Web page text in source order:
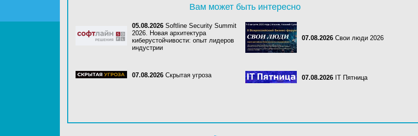
Вам может быть интересно
05.08.2026 Softline Security Summit
2026. Новая архитектура
киберустойчивости: опыт лидеров
индустрии
07.08.2026 Свои люди 2026
07.08.2026 Скрытая угроза 07.08.2026 IT Пятница